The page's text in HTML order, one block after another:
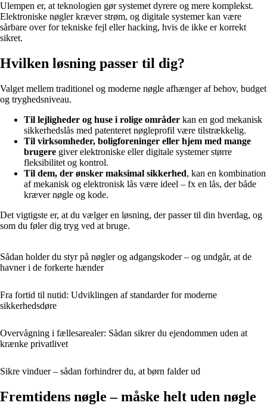
Ulempen er, at teknologien gør systemet dyrere og mere komplekst.
Elektroniske nøgler kræver strøm, og digitale systemer kan være
sårbare over for tekniske fejl eller hacking, hvis de ikke er korrekt
sikret.
Hvilken løsning passer til dig?
Valget mellem traditionel og moderne nøgle afhænger af behov, budget
og tryghedsniveau.
Til lejligheder og huse i rolige områder kan en god mekanisk
sikkerhedslås med patenteret nøgleprofil være tilstrækkelig.
Til virksomheder, boligforeninger eller hjem med mange
brugere giver elektroniske eller digitale systemer større
fleksibilitet og kontrol.
Til dem, der ønsker maksimal sikkerhed, kan en kombination
af mekanisk og elektronisk lås være ideel – fx en lås, der både
kræver nøgle og kode.
Det vigtigste er, at du vælger en løsning, der passer til din hverdag, og
som du føler dig tryg ved at bruge.
Sådan holder du styr på nøgler og adgangskoder – og undgår, at de
havner i de forkerte hænder
Fra fortid til nutid: Udviklingen af standarder for moderne
sikkerhedsdøre
Overvågning i fællesarealer: Sådan sikrer du ejendommen uden at
krænke privatlivet
Sikre vinduer – sådan forhindrer du, at børn falder ud
Fremtidens nøgle – måske helt uden nøgle